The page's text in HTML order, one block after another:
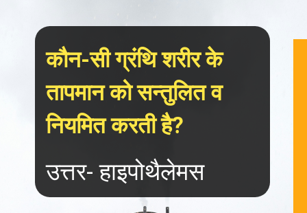
कौन-सी ग्रंथि शरीर के
तापमान को सन्तुलित व
नियमित करती है?
उत्तर- हाइपोथैलेमस